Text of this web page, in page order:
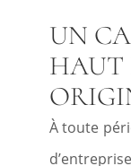
UN
HAUT
À toute